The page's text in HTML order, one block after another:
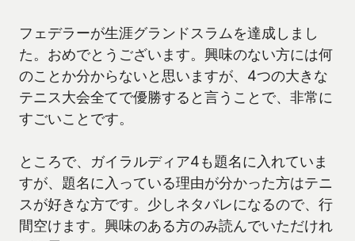
フェデラーが生涯グランドスラムを達成しまし
た。おめでとうございます。興味のない方には何
のことか分からないと思いますが、4つの大きな
テニス大会全てで優勝すると言うことで、非常に
すごいことです。
ところで、ガイラルディア4も題名に入れていま
すが、題名に入っている理由が分かった方はテニ
スが好きな方です。少しネタバレになるので、行
間空けます。興味のある方のみ読んでいただけれ